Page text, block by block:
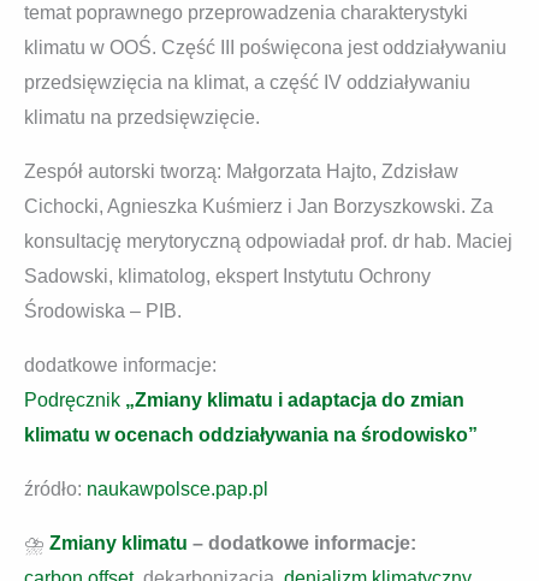
temat poprawnego przeprowadzenia charakterystyki
klimatu w OOŚ. Część III poświęcona jest oddziaływaniu
przedsięwzięcia na klimat, a część IV oddziaływaniu
klimatu na przedsięwzięcie.
Zespół autorski tworzą: Małgorzata Hajto, Zdzisław
Cichocki, Agnieszka Kuśmierz i Jan Borzyszkowski. Za
konsultację merytoryczną odpowiadał prof. dr hab. Maciej
Sadowski, klimatolog, ekspert Instytutu Ochrony
Środowiska – PIB.
dodatkowe informacje:
Podręcznik „Zmiany klimatu i adaptacja do zmian
klimatu w ocenach oddziaływania na środowisko”
źródło: naukawpolsce.pap.pl
⛈️ Zmiany klimatu – dodatkowe informacje: